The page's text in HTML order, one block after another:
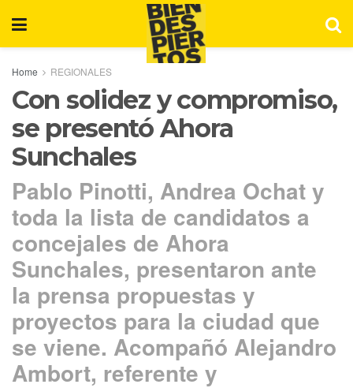
Home REGIONALES
Con solidez y compromiso,
se presentó Ahora
Sunchales
Pablo Pinotti, Andrea Ochat y
toda la lista de candidatos a
concejales de Ahora
Sunchales, presentaron ante
la prensa propuestas y
proyectos para la ciudad que
se viene. Acompañó Alejandro
Ambort, referente y